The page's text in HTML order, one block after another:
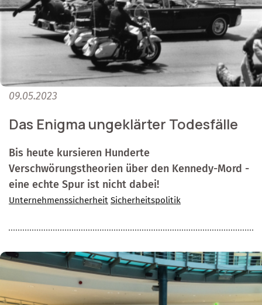
09.05.2023
Das Enigma ungeklärter Todesfälle
Bis heute kursieren Hunderte
Verschwörungstheorien über den Kennedy-Mord -
eine echte Spur ist nicht dabei!
Unternehmenssicherheit Sicherheitspolitik